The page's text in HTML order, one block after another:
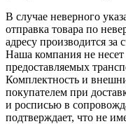
В случае неверного
отправка товара по
адресу производится за
Наша компания не несет
предоставляемых
Комплектность и
покупателем при
и росписью в
подтверждает, что не